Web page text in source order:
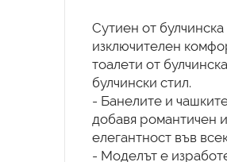
Сутиен от
изключителен
тоалети от
булчински стил.
- Банелите и
добавя романтичен
елегантност във
- Моделът е